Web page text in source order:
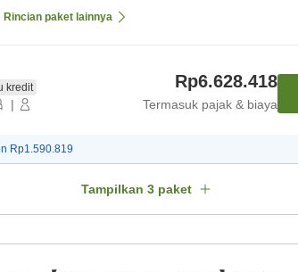
Rincian paket lainnya
kredit
|
Rp6.628.418
Termasuk pajak & biaya
Rp1.590.819
Tampilkan 3 paket